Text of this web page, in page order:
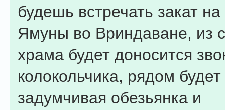
будешь встречать закат на
Ямуны во Вриндаване, из
храма будет доносится
колокольчика, рядом
задумчивая обезьянка и